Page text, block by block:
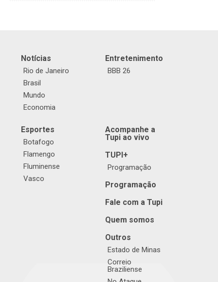
Notícias
Rio de Janeiro
Brasil
Mundo
Economia
Entretenimento
BBB 26
Esportes
Botafogo
Flamengo
Fluminense
Vasco
Acompanhe a
Tupi ao vivo
TUPI+
Programação
Programação
Fale com a Tupi
Quem somos
Outros
Estado de Minas
Correio
Braziliense